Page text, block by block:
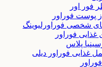
فور اور
پوست فوراور
شخصی فوراورلیوینگ
فوراور
پلاس
غذایی فوراور دیلی